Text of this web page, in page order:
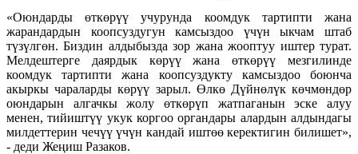
«Оюндарды өткөрүү учурунда коомдук тартипти жана
жарандардын коопсуздугун камсыздоо үчүн ыкчам штаб
түзүлгөн. Биздин алдыбызда зор жана жооптуу иштер турат.
Мелдештерге даярдык көрүү жана өткөрүү мезгилинде
коомдук тартипти жана коопсуздукту камсыздоо боюнча
акыркы чараларды көрүү зарыл. Өлкө Дүйнөлүк көчмөндөр
оюндарын алгачкы жолу өткөрүп жатпаганын эске алуу
менен, тийиштүү укук коргоо органдары алардын алдындагы
милдеттерин чечүү үчүн кандай иштөө керектигин билишет»,
- деди Жеңиш Разаков.